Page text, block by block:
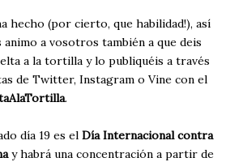
hecho (por cierto, que habilidad!), así
animo a vosotros también a que deis
a la tortilla y lo publiquéis a través
de Twitter, Instagram o Vine con el
.
día 19 es el Día Internacional contra
y habrá una concentración a partir de